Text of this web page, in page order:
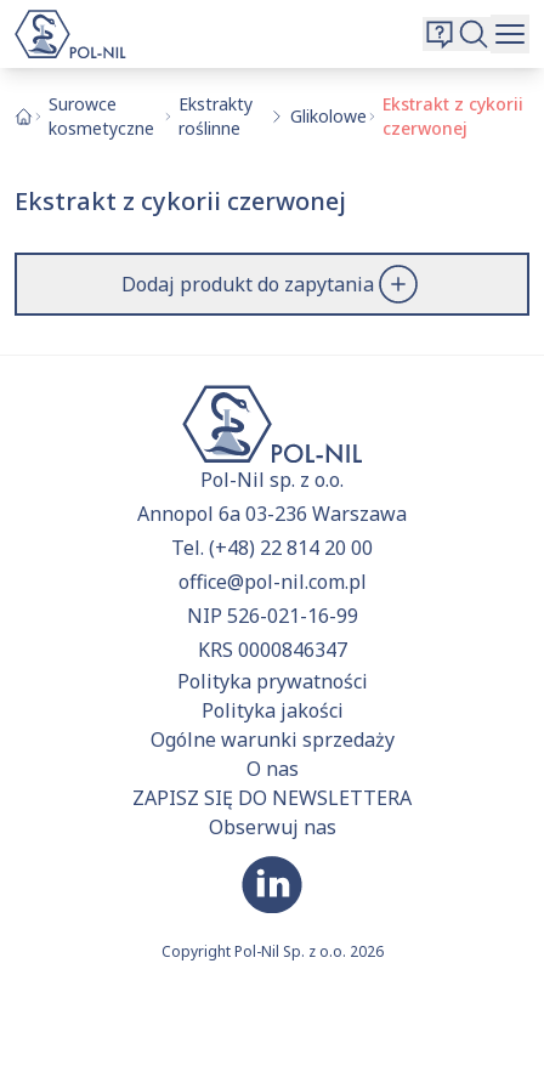
O nas
Kontakt
Surowce
kosmetyczne
Ekstrakty
roślinne
Glikolowe
Ekstrakt z cykorii
czerwonej
Ekstrakt z cykorii czerwonej
Dodaj produkt do zapytania
Pol-Nil sp. z o.o.
Annopol 6a 03-236 Warszawa
Tel. (+48) 22 814 20 00
office@pol-nil.com.pl
NIP 526-021-16-99
KRS 0000846347
Polityka prywatności
Polityka jakości
Ogólne warunki sprzedaży
O nas
ZAPISZ SIĘ DO NEWSLETTERA
Obserwuj nas
Copyright Pol-Nil Sp. z o.o. 2026
Wybrane surowce i substancje
Aktualnie niczego nie dodałeś do zapytania.
Wyszukiwarka
Szukaj